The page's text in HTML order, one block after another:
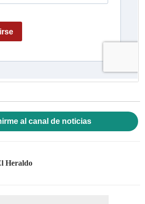
al canal de noticias
Heraldo